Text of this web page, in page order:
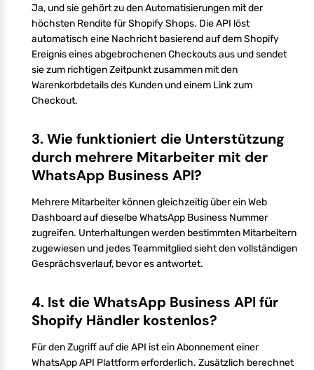
Ja, und sie gehört zu den Automatisierungen mit der
höchsten Rendite für Shopify Shops. Die API löst
automatisch eine Nachricht basierend auf dem Shopify
Ereignis eines abgebrochenen Checkouts aus und sendet
sie zum richtigen Zeitpunkt zusammen mit den
Warenkorbdetails des Kunden und einem Link zum
Checkout.
3. Wie funktioniert die Unterstützung
durch mehrere Mitarbeiter mit der
WhatsApp Business API?
Mehrere Mitarbeiter können gleichzeitig über ein Web
Dashboard auf dieselbe WhatsApp Business Nummer
zugreifen. Unterhaltungen werden bestimmten Mitarbeitern
zugewiesen und jedes Teammitglied sieht den vollständigen
Gesprächsverlauf, bevor es antwortet.
4. Ist die WhatsApp Business API für
Shopify Händler kostenlos?
Für den Zugriff auf die API ist ein Abonnement einer
WhatsApp API Plattform erforderlich. Zusätzlich berechnet